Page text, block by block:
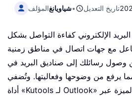
المؤلفشياويانغ• تاريخ التعديل
الإلكتروني كفاءة التواصل بشكل
مع جهات اتصال في مناطق زمنية
رسائلك إلى صناديق البريد في
يرفع من وضوحها وفعاليتها. وتُضفي
أداة «Kutools لـ Outlook» بعدًا أقوى على هذه الميزة عبر